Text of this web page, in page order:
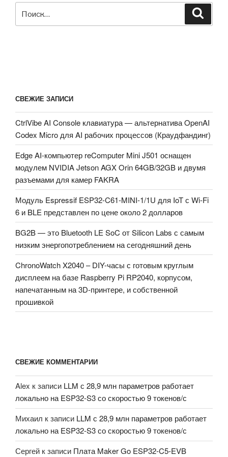
СВЕЖИЕ ЗАПИСИ
CtrlVibe AI Console клавиатура — альтернатива OpenAI
Codex Micro для AI рабочих процессов (Краудфандинг)
Edge AI-компьютер reComputer Mini J501 оснащен
модулем NVIDIA Jetson AGX Orin 64GB/32GB и двумя
разъемами для камер FAKRA
Модуль Espressif ESP32-C61-MINI-1/1U для IoT с Wi-Fi
6 и BLE представлен по цене около 2 долларов
BG2B — это Bluetooth LE SoC от Silicon Labs с самым
низким энергопотреблением на сегодняшний день
ChronoWatch X2040 – DIY-часы с готовым круглым
дисплеем на базе Raspberry Pi RP2040, корпусом,
напечатанным на 3D-принтере, и собственной
прошивкой
СВЕЖИЕ КОММЕНТАРИИ
Alex к записи LLM с 28,9 млн параметров работает
локально на ESP32-S3 со скоростью 9 токенов/с
Михаил к записи LLM с 28,9 млн параметров работает
локально на ESP32-S3 со скоростью 9 токенов/с
Сергей к записи Плата Maker Go ESP32-C5-EVB